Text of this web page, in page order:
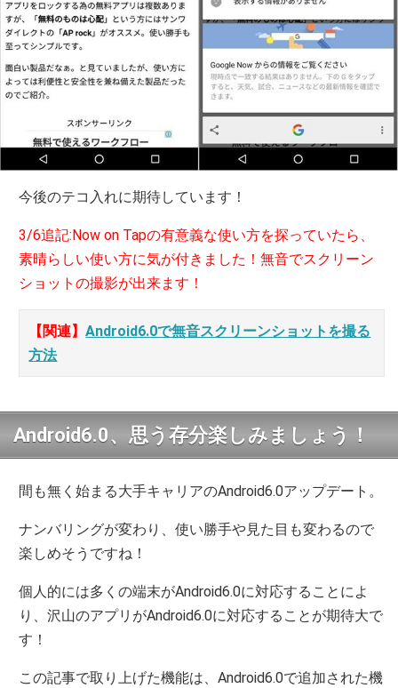
今後のテコ入れに期待しています！
3/6追記:Now on Tapの有意義な使い方を探っていたら、
素晴らしい使い方に気が付きました！無音でスクリーン
ショットの撮影が出来ます！
【関連】Android6.0で無音スクリーンショットを撮る
方法
Android6.0、思う存分楽しみましょう！
間も無く始まる大手キャリアのAndroid6.0アップデート。
ナンバリングが変わり、使い勝手や見た目も変わるので
楽しめそうですね！
個人的には多くの端末がAndroid6.0に対応することによ
り、沢山のアプリがAndroid6.0に対応することが期待大で
す！
この記事で取り上げた機能は、Android6.0で追加された機